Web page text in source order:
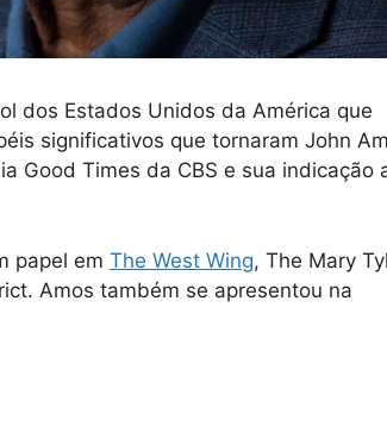
dos Estados Unidos da América que
significativos que tornaram John
Good Times da CBS e sua indicação
papel em The West Wing, The Mary
Amos também se apresentou na